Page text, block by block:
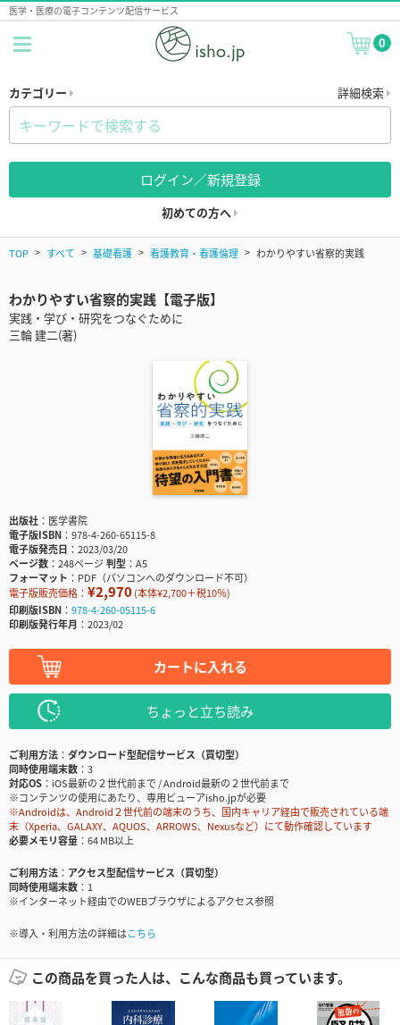
医学・医療の電子コンテンツ配信サービス
0
カテゴリー 詳細検索
ログイン／新規登録
初めての方へ
TOP すべて 基礎看護 看護教育・看護倫理 わかりやすい省察的実践
わかりやすい省察的実践【電子版】
実践・学び・研究をつなぐために
三輪 建二(著)
出版社
医学書院
電子版ISBN
978-4-260-65115-8
電子版発売日
2023/03/20
ページ数
248ページ判型
A5
フォーマット
PDF（パソコンへのダウンロード不可）
電子版販売価格： ¥2,970(本体¥2,700＋税10％)
印刷版ISBN
978-4-260-05115-6
印刷版発行年月
2023/02
カートに入れる
ちょっと立ち読み
ご利用方法
ダウンロード型配信サービス（買切型）
同時使用端末数
3
対応OS
iOS最新の２世代前まで / Android最新の２世代前まで
※コンテンツの使用にあたり、専用ビューアisho.jpが必要
※Androidは、Android２世代前の端末のうち、国内キャリア経由で販売されている端
末（Xperia、GALAXY、AQUOS、ARROWS、Nexusなど）にて動作確認しています
必要メモリ容量
64 MB以上
ご利用方法
アクセス型配信サービス（買切型）
同時使用端末数
1
※インターネット経由でのWEBブラウザによるアクセス参照
※導入・利用方法の詳細はこちら
この商品を買った人は、こんな商品も買っています。